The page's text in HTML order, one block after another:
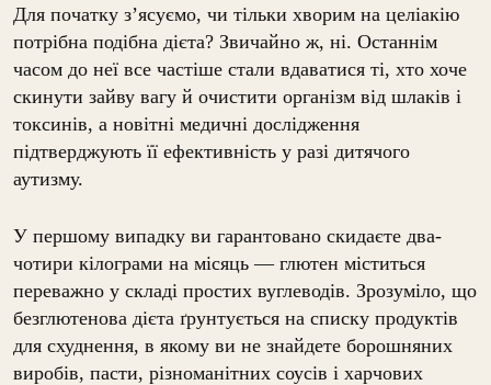
Для початку з’ясуємо, чи тільки хворим на целіакію
потрібна подібна дієта? Звичайно ж, ні. Останнім
часом до неї все частіше стали вдаватися ті, хто хоче
скинути зайву вагу й очистити організм від шлаків і
токсинів, а новітні медичні дослідження
підтверджують її ефективність у разі дитячого
аутизму.
У першому випадку ви гарантовано скидаєте два-
чотири кілограми на місяць — глютен міститься
переважно у складі простих вуглеводів. Зрозуміло, що
безглютенова дієта ґрунтується на списку продуктів
для схуднення, в якому ви не знайдете борошняних
виробів, пасти, різноманітних соусів і харчових